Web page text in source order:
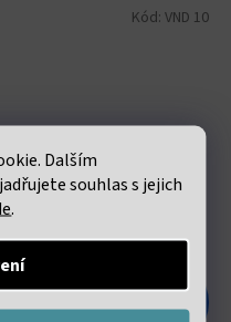
Dalším
souhlas s jejich
.
48 Kč
–47 %
Kód: VND 10